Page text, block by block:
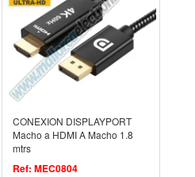
CONEXION DISPLAYPORT
Macho a HDMI A Macho 1.8
mtrs
Ref: MEC0804